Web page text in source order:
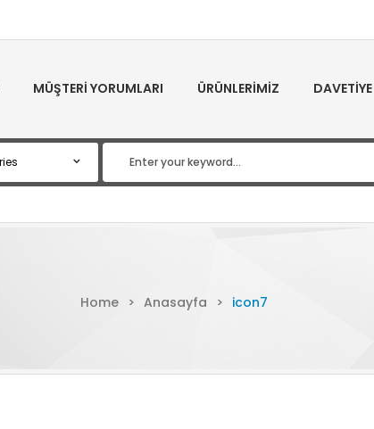
MÜŞTERI YORUMLARI ÜRÜNLERIMIZ
Home > Anasayfa > icon7